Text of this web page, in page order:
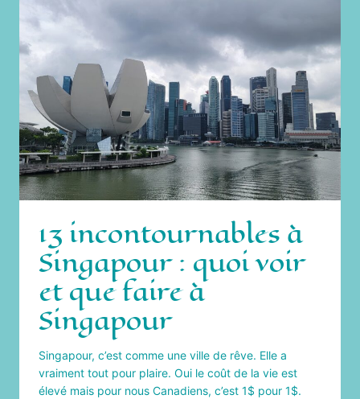
13 incontournables à
Singapour : quoi voir
et que faire à
Singapour
Singapour, c’est comme une ville de rêve. Elle a
vraiment tout pour plaire. Oui le coût de la vie est
élevé mais pour nous Canadiens, c’est 1$ pour 1$.